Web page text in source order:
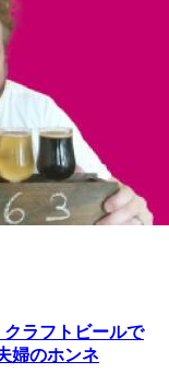
ラフトビールで
婦のホンネ